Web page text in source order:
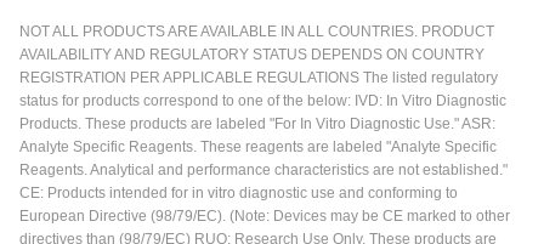
NOT ALL PRODUCTS ARE AVAILABLE IN ALL COUNTRIES. PRODUCT
AVAILABILITY AND REGULATORY STATUS DEPENDS ON COUNTRY
REGISTRATION PER APPLICABLE REGULATIONS The listed regulatory
status for products correspond to one of the below: IVD: In Vitro Diagnostic
Products. These products are labeled "For In Vitro Diagnostic Use." ASR:
Analyte Specific Reagents. These reagents are labeled "Analyte Specific
Reagents. Analytical and performance characteristics are not established."
CE: Products intended for in vitro diagnostic use and conforming to
European Directive (98/79/EC). (Note: Devices may be CE marked to other
directives than (98/79/EC) RUO: Research Use Only. These products are